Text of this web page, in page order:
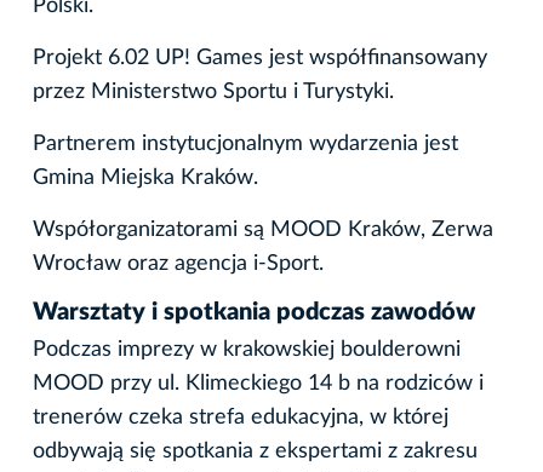
Polski.
Projekt 6.02 UP! Games jest współfinansowany
przez Ministerstwo Sportu i Turystyki.
Partnerem instytucjonalnym wydarzenia jest
Gmina Miejska Kraków.
Współorganizatorami są MOOD Kraków, Zerwa
Wrocław oraz agencja i-Sport.
Warsztaty i spotkania podczas zawodów
Podczas imprezy w krakowskiej boulderowni
MOOD przy ul. Klimeckiego 14 b na rodziców i
trenerów czeka strefa edukacyjna, w której
odbywają się spotkania z ekspertami z zakresu